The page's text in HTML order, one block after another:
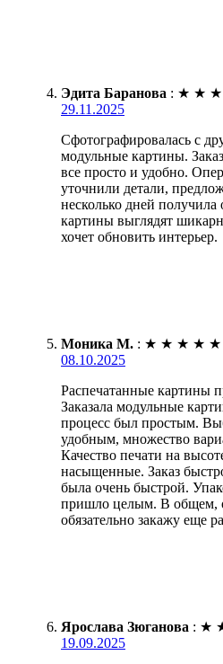
Эдита Баранова : ★ ★ ★
29.11.2025
Сфотографировалась с
модульные картины.
все просто и удобно.
уточнили детали,
несколько дней получила
картины выглядят
хочет обновить интерьер.
Моника М. : ★ ★ ★ ★ ★
08.10.2025
Распечатанные картины
Заказала модульные
процесс был простым.
удобным, множество
Качество печати на
насыщенные. Заказ
была очень быстрой.
пришло целым. В общем,
обязательно закажу еще
Ярослава Зюганова : ★
19.09.2025